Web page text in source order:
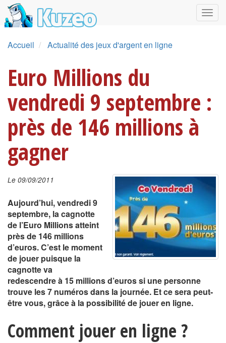
Accueil Actualité des jeux d'argent en ligne
Euro Millions du
vendredi 9 septembre :
près de 146 millions à
gagner
Le 09/09/2011
Aujourd’hui, vendredi 9
septembre, la cagnotte
de l’Euro Millions atteint
près de 146 millions
d’euros. C’est le moment
de jouer puisque la
cagnotte va
redescendre à 15 millions d’euros si une personne
trouve les 7 numéros dans la journée. Et ce sera peut-
être vous, grâce à la possibilité de jouer en ligne.
Comment jouer en ligne ?